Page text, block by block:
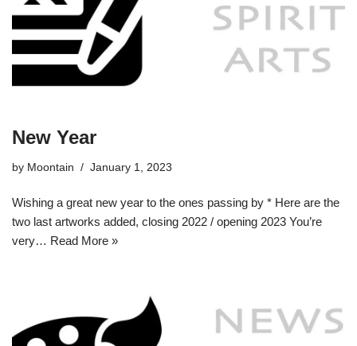
New Year
by Moontain January 1, 2023
Wishing a great new year to the ones passing by * Here are the
two last artworks added, closing 2022 / opening 2023 You’re
very… Read More »